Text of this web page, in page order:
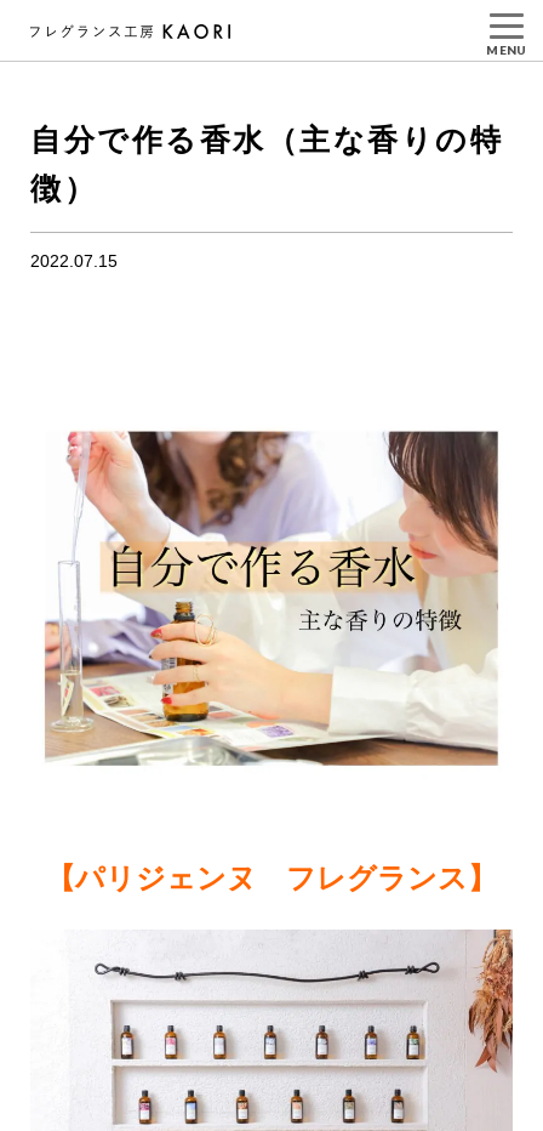
MENU
自分で作る香水（主な香りの特
徴）
2022.07.15
【パリジェンヌ フレグランス】